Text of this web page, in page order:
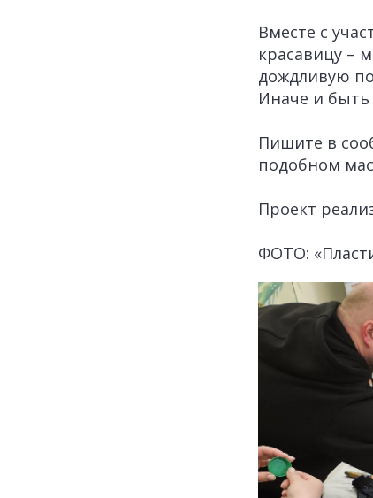
Вместе с
красавицу –
дождливую
Иначе и быть
Пишите в
подобном
Проект
ФОТО: